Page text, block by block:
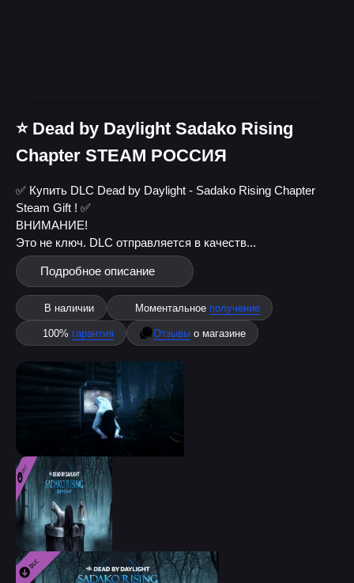
⭐️ Dead by Daylight Sadako Rising
Chapter STEAM РОССИЯ
✅ Купить DLC Dead by Daylight - Sadako Rising Chapter
Steam Gift ! ✅
ВНИМАНИЕ!
Это не ключ. DLC отправляется в качеств...
Подробное описание
В наличии Моментальное получение
100% гарантия Отзывы о магазине